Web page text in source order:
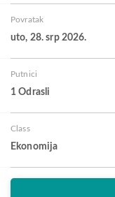
Povratak
uto, 28. srp 2026.
Putnici
1 Odrasli
Class
Ekonomija